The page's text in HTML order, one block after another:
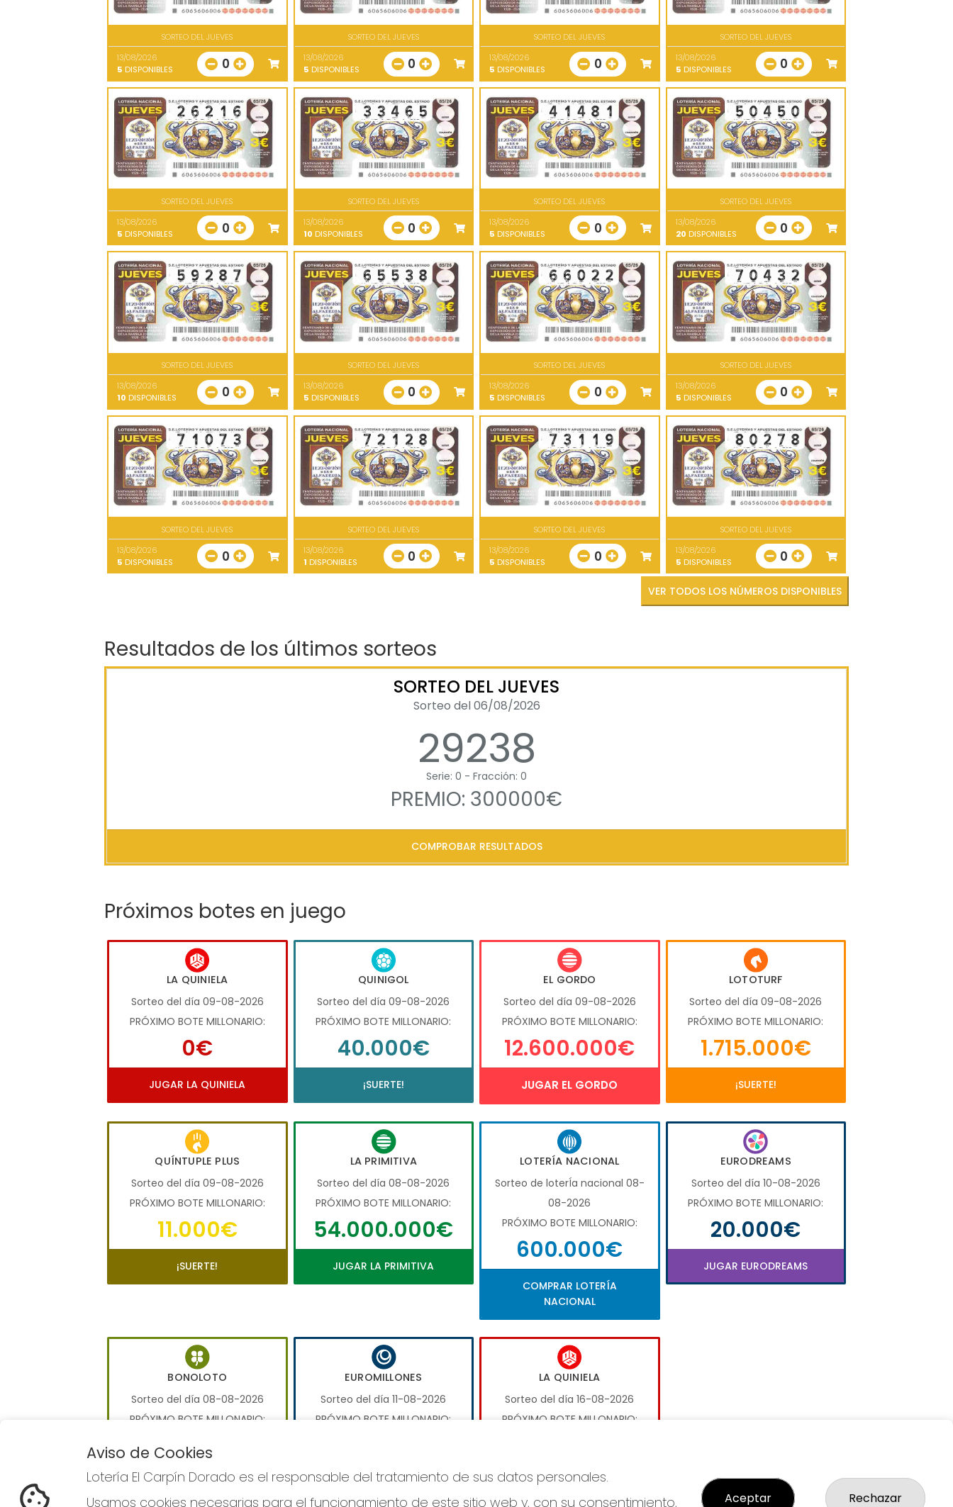
SORTEO DEL JUEVES
13/08/2026
5 DISPONIBLES 0
SORTEO DEL JUEVES
13/08/2026
5 DISPONIBLES 0
SORTEO DEL JUEVES
13/08/2026
5 DISPONIBLES 0
SORTEO DEL JUEVES
13/08/2026
5 DISPONIBLES 0
SORTEO DEL JUEVES
13/08/2026
5 DISPONIBLES 0
SORTEO DEL JUEVES
13/08/2026
10 DISPONIBLES 0
SORTEO DEL JUEVES
13/08/2026
5 DISPONIBLES 0
SORTEO DEL JUEVES
13/08/2026
20 DISPONIBLES 0
SORTEO DEL JUEVES
13/08/2026
10 DISPONIBLES 0
SORTEO DEL JUEVES
13/08/2026
5 DISPONIBLES 0
SORTEO DEL JUEVES
13/08/2026
5 DISPONIBLES 0
SORTEO DEL JUEVES
13/08/2026
5 DISPONIBLES 0
SORTEO DEL JUEVES
13/08/2026
5 DISPONIBLES 0
SORTEO DEL JUEVES
13/08/2026
1 DISPONIBLES 0
SORTEO DEL JUEVES
13/08/2026
5 DISPONIBLES 0
SORTEO DEL JUEVES
13/08/2026
5 DISPONIBLES 0
VER TODOS LOS NÚMEROS DISPONIBLES
Resultados de los últimos sorteos
SORTEO DEL JUEVES
Sorteo del 06/08/2026
29238
Serie: 0 - Fracción: 0
PREMIO: 300000€
COMPROBAR RESULTADOS
Próximos botes en juego
LA QUINIELA
Sorteo del día 09-08-2026
PRÓXIMO BOTE MILLONARIO:
0€
JUGAR LA QUINIELA
QUINIGOL
Sorteo del día 09-08-2026
PRÓXIMO BOTE MILLONARIO:
40.000€
¡SUERTE!
EL GORDO
Sorteo del día 09-08-2026
PRÓXIMO BOTE MILLONARIO:
12.600.000€
JUGAR EL GORDO
LOTOTURF
Sorteo del día 09-08-2026
PRÓXIMO BOTE MILLONARIO:
1.715.000€
¡SUERTE!
QUÍNTUPLE PLUS
Sorteo del día 09-08-2026
PRÓXIMO BOTE MILLONARIO:
11.000€
¡SUERTE!
LA PRIMITIVA
Sorteo del día 08-08-2026
PRÓXIMO BOTE MILLONARIO:
54.000.000€
JUGAR LA PRIMITIVA
LOTERÍA NACIONAL
Sorteo de loterÍa nacional 08-
08-2026
PRÓXIMO BOTE MILLONARIO:
600.000€
COMPRAR LOTERÍA
NACIONAL
EURODREAMS
Sorteo del día 10-08-2026
PRÓXIMO BOTE MILLONARIO:
20.000€
JUGAR EURODREAMS
BONOLOTO
Sorteo del día 08-08-2026
PRÓXIMO BOTE MILLONARIO:
0€
JUGAR BONOLOTO
EUROMILLONES
Sorteo del día 11-08-2026
PRÓXIMO BOTE MILLONARIO:
JUGAR EUROMILLONES
LA QUINIELA
Sorteo del día 16-08-2026
PRÓXIMO BOTE MILLONARIO:
JUGAR LA QUINIELA
Aviso de Cookies
Lotería El Carpín Dorado es el responsable del tratamiento de sus datos personales.
Usamos cookies necesarias para el funcionamiento de este sitio web y, con su consentimiento,
Aceptar Rechazar